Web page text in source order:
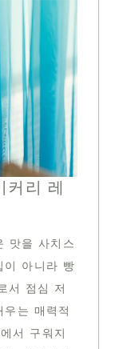
리 레
맛을 사치스
이 아니라 빵
서 점심 저
는 매력적
서 구워지